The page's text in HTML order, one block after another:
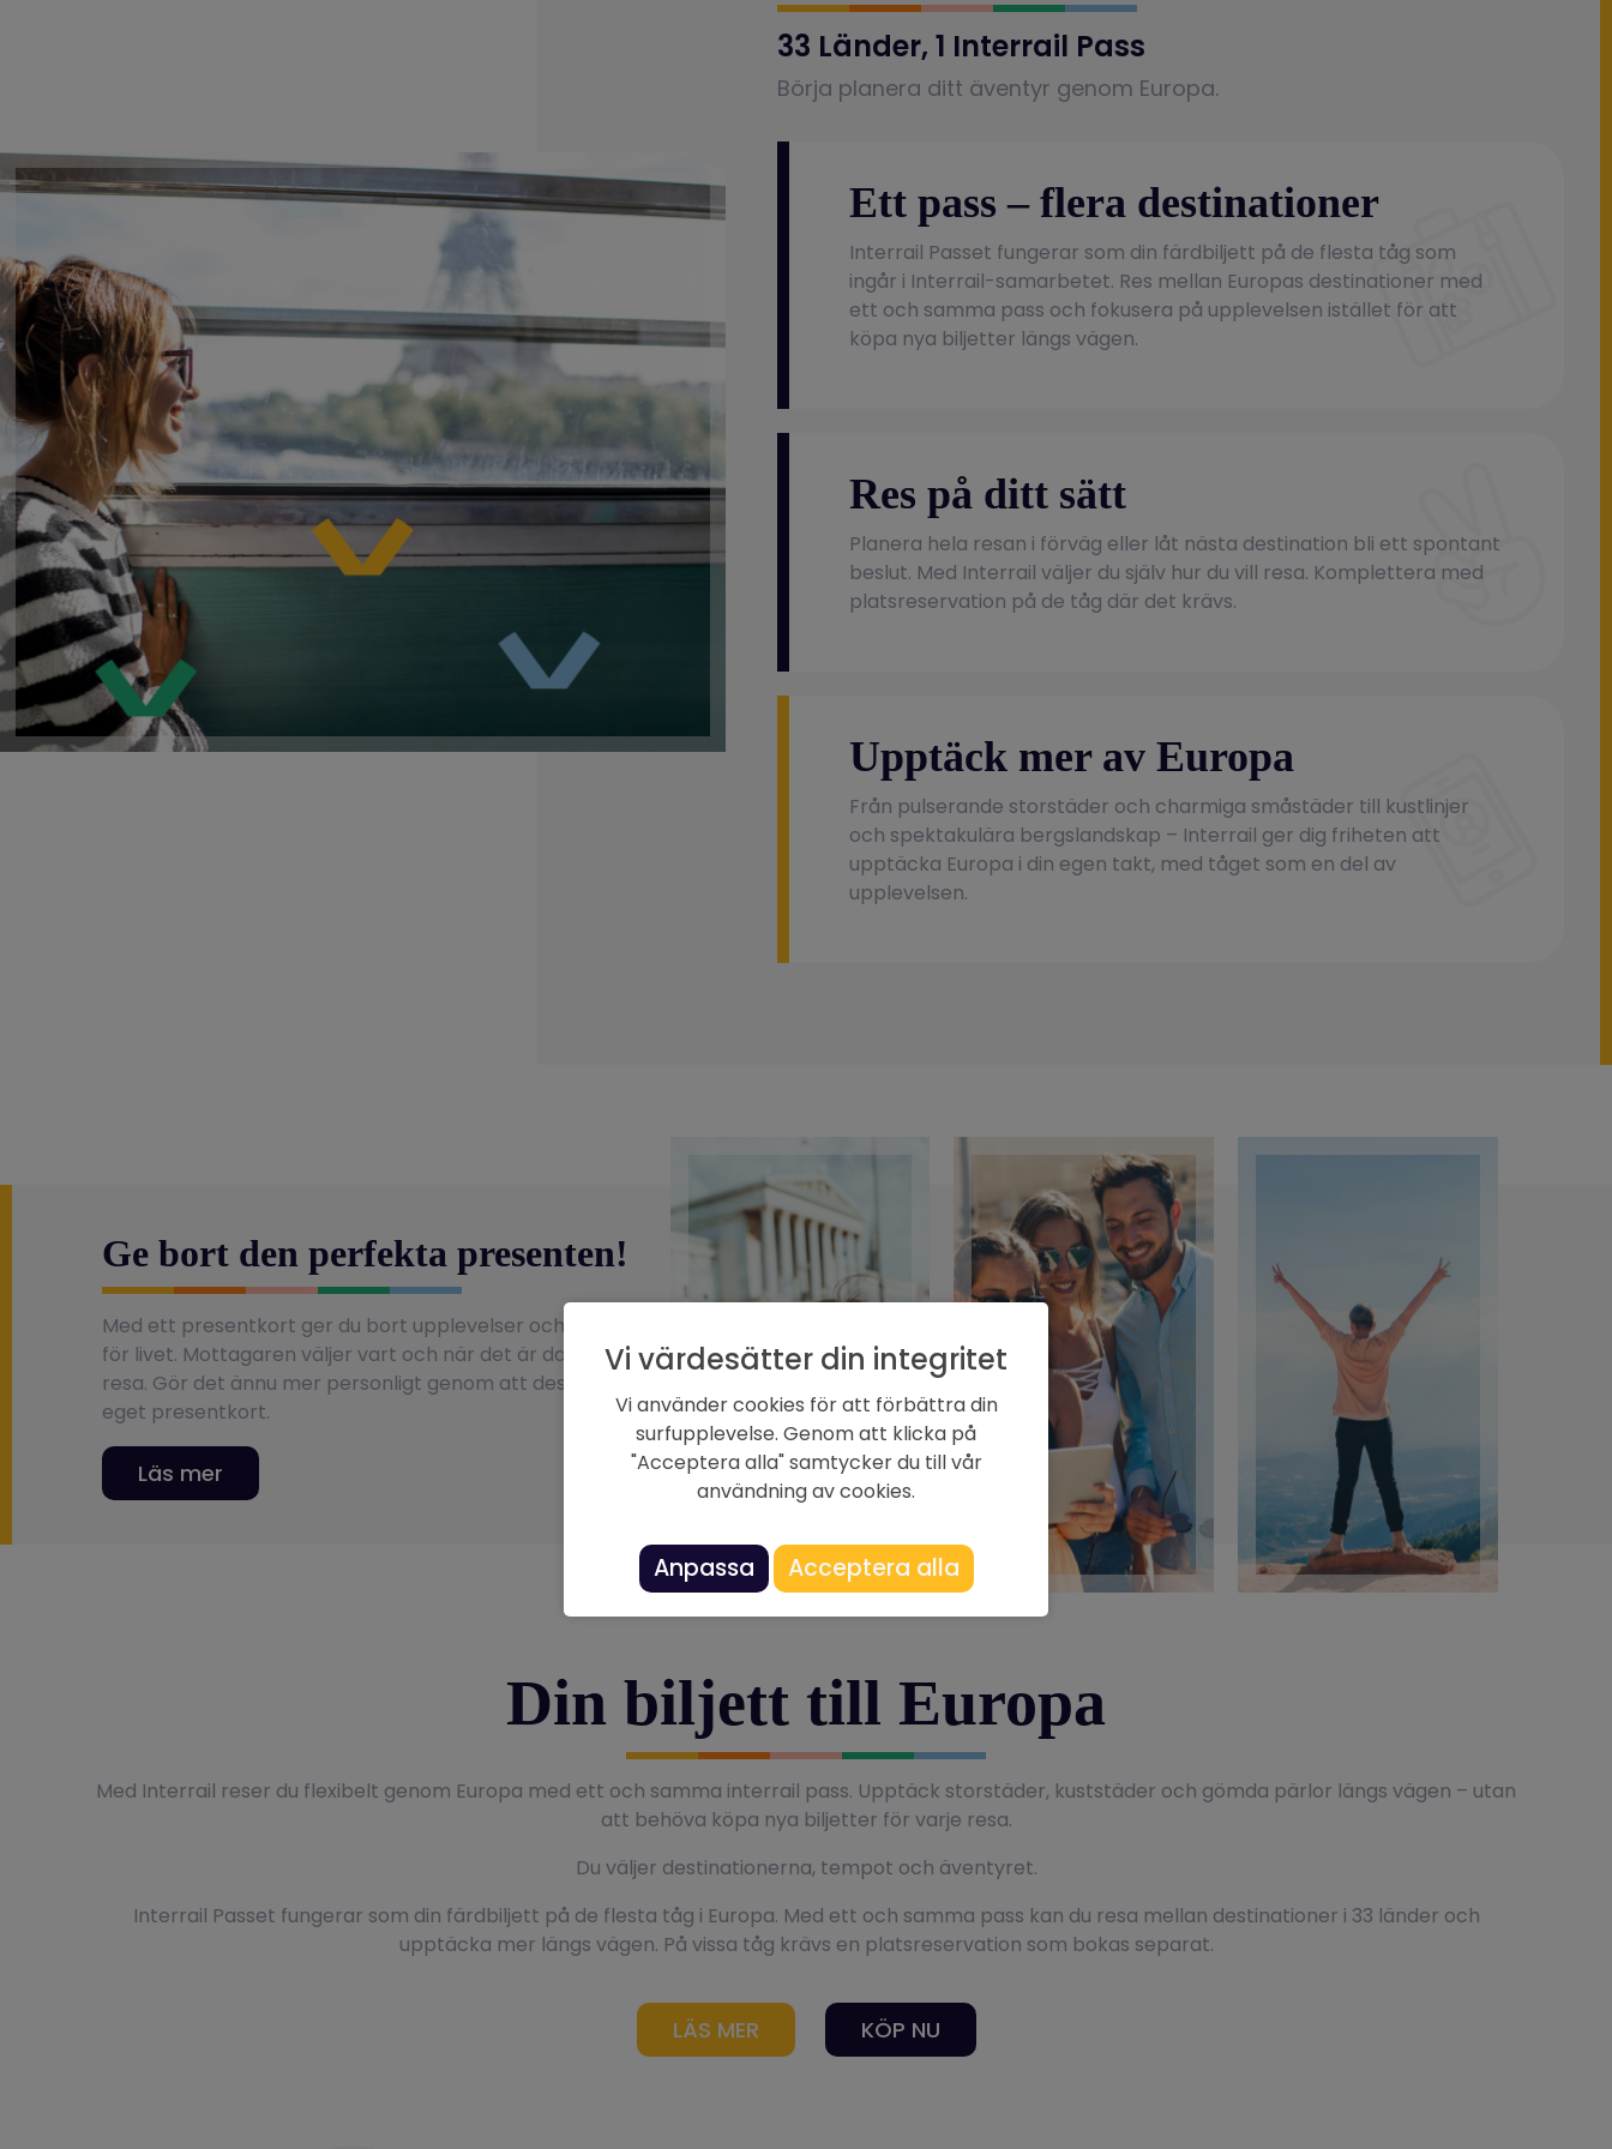
Vi värdesätter din integritet
Vi använder cookies för att förbättra din
surfupplevelse. Genom att klicka på
"Acceptera alla" samtycker du till vår
användning av cookies.
Anpassa Acceptera alla
33 Länder, 1 Interrail Pass
Börja planera ditt äventyr genom Europa.
Ett pass – flera destinationer
Interrail Passet fungerar som din färdbiljett på de flesta tåg som
ingår i Interrail-samarbetet. Res mellan Europas destinationer med
ett och samma pass och fokusera på upplevelsen istället för att
köpa nya biljetter längs vägen.
Res på ditt sätt
Planera hela resan i förväg eller låt nästa destination bli ett spontant
beslut. Med Interrail väljer du själv hur du vill resa. Komplettera med
platsreservation på de tåg där det krävs.
Upptäck mer av Europa
Från pulserande storstäder och charmiga småstäder till kustlinjer
och spektakulära bergslandskap – Interrail ger dig friheten att
upptäcka Europa i din egen takt, med tåget som en del av
upplevelsen.
Ge bort den perfekta presenten!
Med ett presentkort ger du bort upplevelser och minnen
för livet. Mottagaren väljer vart och när det är dags att
resa. Gör det ännu mer personligt genom att designa ditt
eget presentkort.
Läs mer
Din biljett till Europa
Med Interrail reser du flexibelt genom Europa med ett och samma interrail pass. Upptäck storstäder, kuststäder och gömda pärlor längs vägen – utan
att behöva köpa nya biljetter för varje resa.
Du väljer destinationerna, tempot och äventyret.
Interrail Passet fungerar som din färdbiljett på de flesta tåg i Europa. Med ett och samma pass kan du resa mellan destinationer i 33 länder och
upptäcka mer längs vägen. På vissa tåg krävs en platsreservation som bokas separat.
LÄS MER KÖP NU